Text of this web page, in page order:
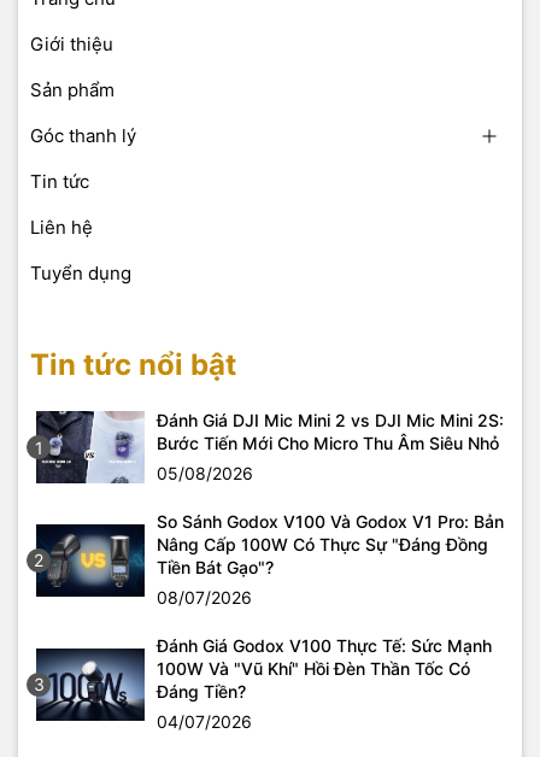
Giới thiệu
Sản phẩm
Góc thanh lý
Tin tức
Liên hệ
Tuyển dụng
Tin tức nổi bật
1
Đánh Giá DJI Mic Mini 2 vs DJI Mic Mini 2S:
Bước Tiến Mới Cho Micro Thu Âm Siêu Nhỏ
05/08/2026
2
So Sánh Godox V100 Và Godox V1 Pro: Bản
Nâng Cấp 100W Có Thực Sự "Đáng Đồng
Tiền Bát Gạo"?
08/07/2026
3
Đánh Giá Godox V100 Thực Tế: Sức Mạnh
100W Và "Vũ Khí" Hồi Đèn Thần Tốc Có
Đáng Tiền?
04/07/2026